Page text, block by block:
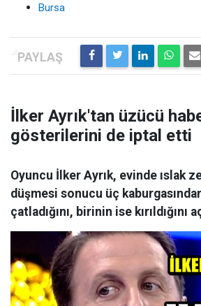
Bursa
İlker Ayrık'tan üzücü
gösterilerini de iptal etti
Oyuncu İlker Ayrık, evinde ıslak
düşmesi sonucu üç
çatladığını, birinin ise kırıldığını